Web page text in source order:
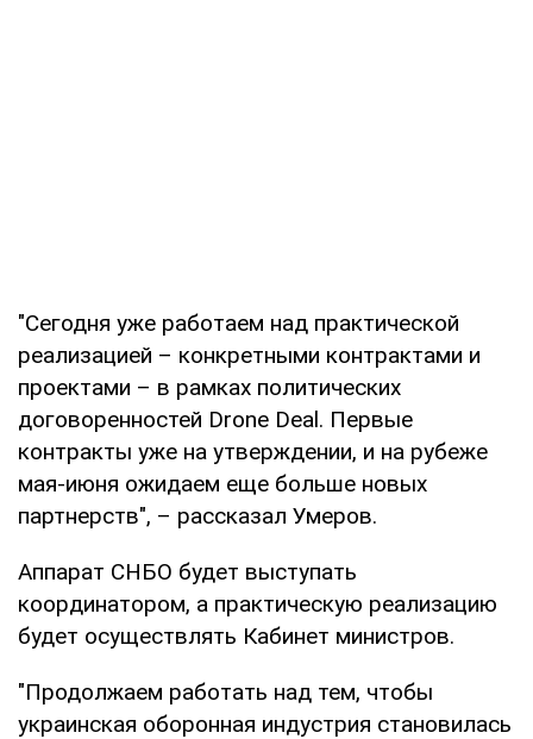
"Сегодня уже работаем над практической
реализацией – конкретными контрактами и
проектами – в рамках политических
договоренностей Drone Deal. Первые
контракты уже на утверждении, и на рубеже
мая-июня ожидаем еще больше новых
партнерств", – рассказал Умеров.
Аппарат СНБО будет выступать
координатором, а практическую реализацию
будет осуществлять Кабинет министров.
"Продолжаем работать над тем, чтобы
украинская оборонная индустрия становилась